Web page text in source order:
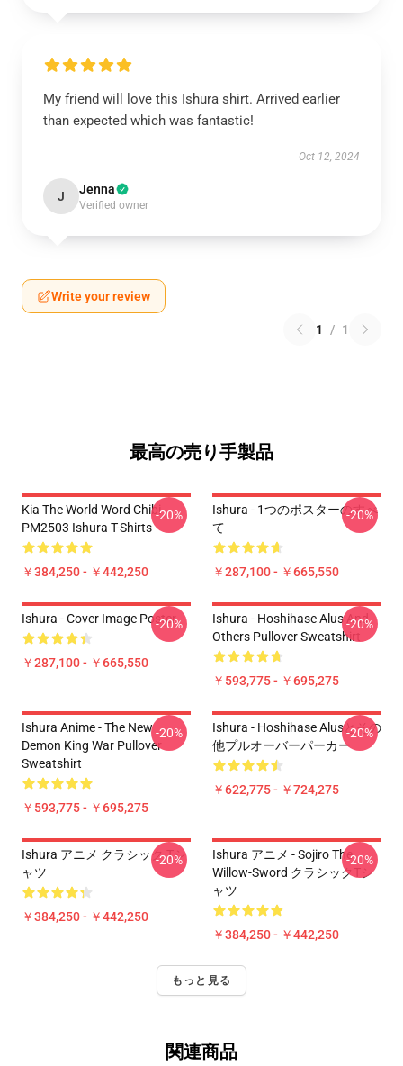
My friend will love this Ishura shirt. Arrived earlier
than expected which was fantastic!
Oct 12, 2024
J Jenna
Verified owner
Write your review
1 / 1
最高の売り手製品
Kia The World Word Chibi
PM2503 Ishura T-Shirts
￥384,250 - ￥442,250
-20%
Ishura - 1つのポスターのすべ
て
￥287,100 - ￥665,550
-20%
Ishura - Cover Image Poster
￥287,100 - ￥665,550
-20%
Ishura - Hoshihase Alus And
Others Pullover Sweatshirt
￥593,775 - ￥695,275
-20%
Ishura Anime - The New
Demon King War Pullover
Sweatshirt
￥593,775 - ￥695,275
-20%
Ishura - Hoshihase Alusとその
他プルオーバーパーカー
￥622,775 - ￥724,275
-20%
Ishura アニメ クラシック Tシ
ャツ
￥384,250 - ￥442,250
-20%
Ishura アニメ - Sojiro The
Willow-Sword クラシックTシ
ャツ
￥384,250 - ￥442,250
-20%
もっと見る
関連商品